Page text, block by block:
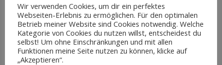
Wir verwenden Cookies, um dir ein perfektes
Webseiten-Erlebnis zu ermöglichen. Für den optimalen
Betrieb meiner Website sind Cookies notwendig. Welche
Kategorie von Cookies du nutzen willst, entscheidest du
selbst! Um ohne Einschränkungen und mit allen
Funktionen meine Seite nutzen zu können, klicke auf
„Akzeptieren“.